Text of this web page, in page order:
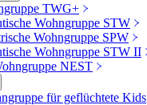
TWG+
Wohngruppe STW
Wohngruppe SPW
Wohngruppe STW II
NEST
für geflüchtete Kids